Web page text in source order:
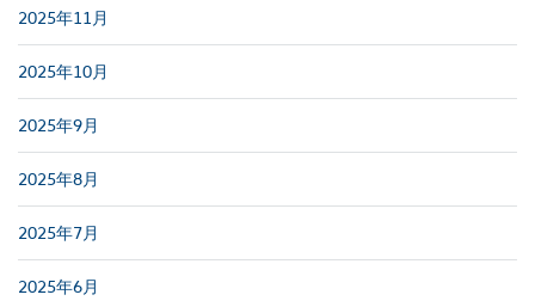
2025年11月
2025年10月
2025年9月
2025年8月
2025年7月
2025年6月